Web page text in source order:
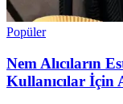
Popüler
Nem Alıcıların
Kullanıcılar İçin